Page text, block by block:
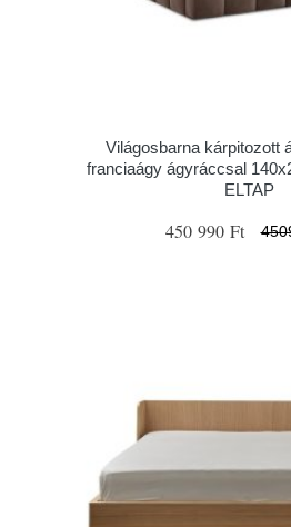
Világosbarna kárpitozott
franciaágy ágyráccsal
ELTAP
450 990 Ft